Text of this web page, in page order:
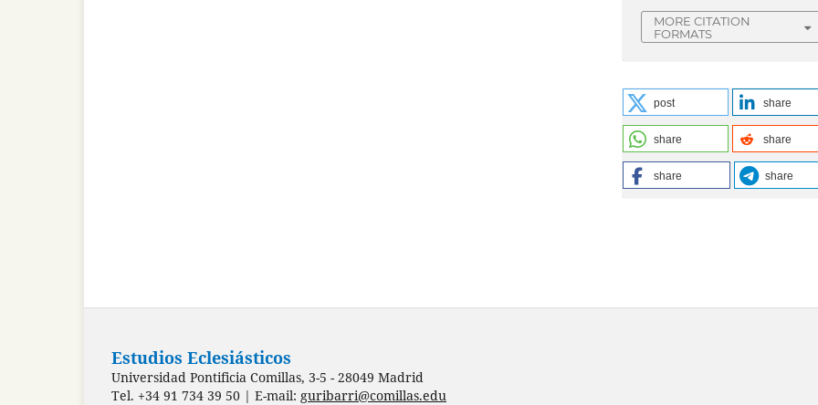
MORE CITATION
FORMATS
post share
share share
share share
Estudios Eclesiásticos
Universidad Pontificia Comillas, 3-5 - 28049 Madrid
Tel. +34 91 734 39 50 | E-mail: guribarri@comillas.edu